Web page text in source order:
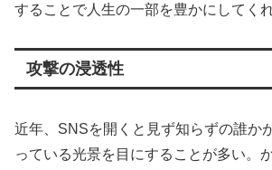
することで人生の一部を豊かにしてく
攻撃の浸透性
近年、SNSを開くと見ず知らずの誰か
っている光景を目にすることが多い。